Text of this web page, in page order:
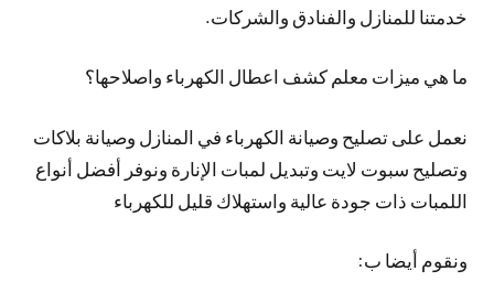
خدمتنا للمنازل والفنادق والشركات.
ما هي ميزات معلم كشف اعطال الكهرباء واصلاحها؟
نعمل على تصليح وصيانة الكهرباء في المنازل وصيانة بلاكات
وتصليح سبوت لايت وتبديل لمبات الإنارة ونوفر أفضل أنواع
اللمبات ذات جودة عالية واستهلاك قليل للكهرباء
ونقوم أيضا ب: